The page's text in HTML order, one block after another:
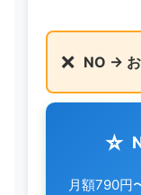
❌ NO →
⭐
月額790円